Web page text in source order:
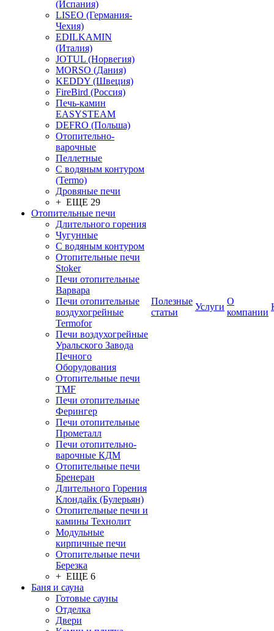
(Испания)
LISEO (Германия-
Чехия)
EDILKAMIN
(Италия)
JOTUL (Норвегия)
MORSO (Дания)
KEDDY (Швеция)
FireBird (Россия)
Печь-камин
EASYSTEAM
DEFRO (Польша)
Отопительно-
варочные
Пеллетные
С водяным контуром
(Termo)
Дровяные печи
+ ЕЩЕ 29
Отопительные печи
Длительного горения
Чугунные
C водяным контуром
Отопительные печи
Stoker
Печи отопительные
Варвара
Печи отопительные
воздухогрейные
Termofor
Печи воздухогрейные
Уральского Завода
Печного
Оборудования
Отопительные печи
TMF
Печи отопительные
Ферингер
Печи отопительные
Прометалл
Печи отопительно-
варочные КДМ
Отопительные печи
Бренеран
Длительного Горения
Клондайк (Булерьян)
Отопительные печи и
камины Технолит
Модульные
кирпичные печи
Отопительные печи
Березка
+ ЕЩЕ 6
Баня и сауна
Готовые сауны
Отделка
Двери
Полезные
статьи
Услуги
О
компании